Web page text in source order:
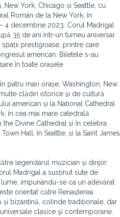
New York, Chicago și Seattle, cu
Român de la New York, în
4 decembrie 2023. Corul Madrigal
35 de ani într-un turneu aniversar
prestigioase, printre care
american. Biletele s-au
în toate orașele.
patru mari orașe, Washington, New
clădiri istorice și de cultură
american și la National Cathedral
în cea mai mare catedrală
Divine Cathedral și în celebra
Hall, în Seattle, și la Saint James
legendarul muzician și dirijor
Madrigal a susținut sute de
impunându-se ca un adevărat
orientat către Renașterea
și bizantină, colinde tradiționale, dar
clasice şi contemporane.